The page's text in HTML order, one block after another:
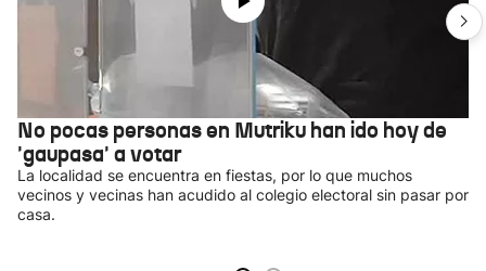
No pocas personas en Mutriku han ido hoy de
'gaupasa' a votar
La localidad se encuentra en fiestas, por lo que muchos
vecinos y vecinas han acudido al colegio electoral sin pasar por
casa.